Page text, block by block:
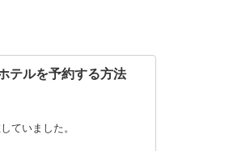
テルを予約する方法
ていました。